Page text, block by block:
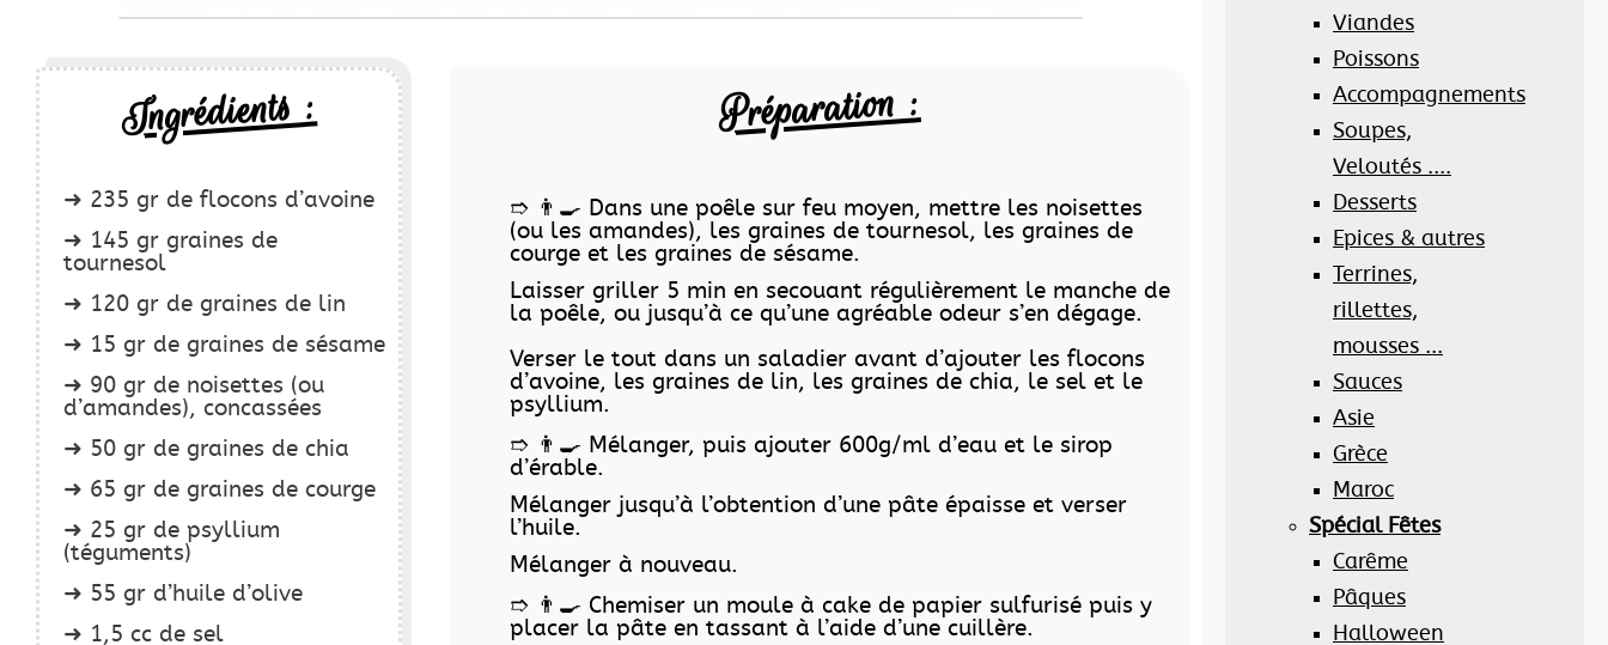
Ingrédients :
235 gr de flocons d’avoine
145 gr graines de
tournesol
120 gr de graines de lin
15 gr de graines de sésame
90 gr de noisettes (ou
d’amandes), concassées
50 gr de graines de chia
65 gr de graines de courge
25 gr de psyllium
(téguments)
55 gr d’huile d’olive
1,5 cc de sel
Préparation :
➱ 👨‍🍳 Dans une poêle sur feu moyen, mettre les noisettes
(ou les amandes), les graines de tournesol, les graines de
courge et les graines de sésame.
Laisser griller 5 min en secouant régulièrement le manche de
la poêle, ou jusqu’à ce qu’une agréable odeur s’en dégage.
Verser le tout dans un saladier avant d’ajouter les flocons
d’avoine, les graines de lin, les graines de chia, le sel et le
psyllium.
➱ 👨‍🍳 Mélanger, puis ajouter 600g/ml d’eau et le sirop
d’érable.
Mélanger jusqu’à l’obtention d’une pâte épaisse et verser
l’huile.
Mélanger à nouveau.
➱ 👨‍🍳 Chemiser un moule à cake de papier sulfurisé puis y
placer la pâte en tassant à l’aide d’une cuillère.
Viandes
Poissons
Accompagnements
Soupes,
Veloutés ....
Desserts
Epices & autres
Terrines,
rillettes,
mousses ...
Sauces
Asie
Grèce
Maroc
Spécial Fêtes
Carême
Pâques
Halloween